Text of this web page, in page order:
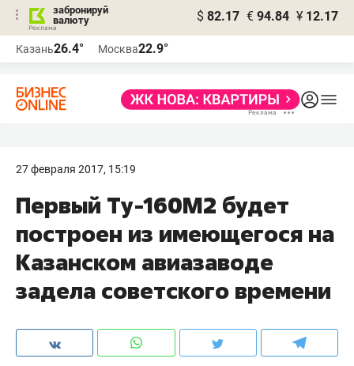
забронируй
валюту
$ 82.17 € 94.84 ¥ 12.17
Казань26.4° Москва22.9°
27 февраля 2017, 15:19
Первый Ту-160М2 будет
построен из имеющегося на
Казанском авиазаводе
задела советского времени